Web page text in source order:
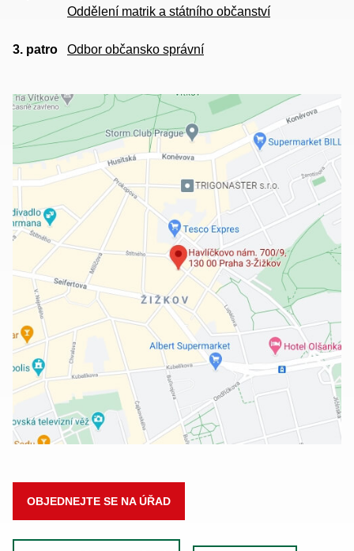
Oddělení matrik a státního občanství
3. patro Odbor občansko správní
OBJEDNEJTE SE NA ÚŘAD